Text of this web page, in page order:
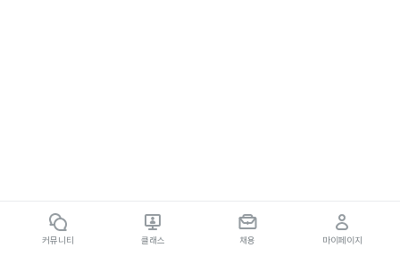
커뮤니티 클래스 채용 마이페이지